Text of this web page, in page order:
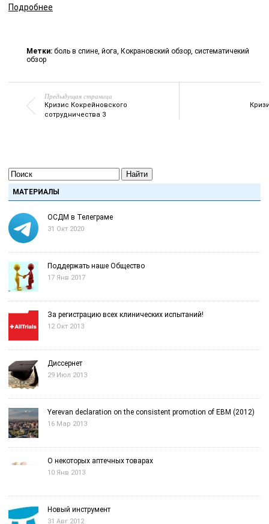
Подробнее
Метки: боль в спине, йога, Кокрановский обзор, систематичекий
обзор
Предыдущая страница
Кризис Кокрейновского
сотрудничества 3
Найти
МАТЕРИАЛЫ
ОСДМ в Телеграме
31 Окт 2020
Поддержать наше Общество
17 Янв 2017
За регистрацию всех клинических испытаний!
12 Окт 2013
Диссернет
29 Июл 2013
Yerevan declaration on the consistent promotion of EBM (2012)
16 Мар 2013
О некоторых аптечных товарах
10 Янв 2013
Новый инструмент
31 Авг 2012